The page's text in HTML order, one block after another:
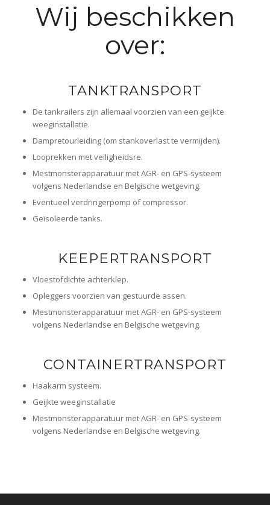
Wij beschikken
over:
TANKTRANSPORT
De tankrailers zijn allemaal voorzien van een geijkte
weeginstallatie.
Dampretourleiding (om stankoverlast te vermijden).
Looprekken met veiligheidsre.
Mestmonsterapparatuur met AGR- en GPS-systeem
volgens Nederlandse en Belgische wetgeving.
Eventueel verdringerpomp of compressor.
Geïsoleerde tanks.
KEEPERTRANSPORT
Vloestofdichte achterklep.
Opleggers voorzien van gestuurde assen.
Mestmonsterapparatuur met AGR- en GPS-systeem
volgens Nederlandse en Belgische wetgeving.
CONTAINERTRANSPORT
Haakarm systeem.
Geijkte weeginstallatie
Mestmonsterapparatuur met AGR- en GPS-systeem
volgens Nederlandse en Belgische wetgeving.